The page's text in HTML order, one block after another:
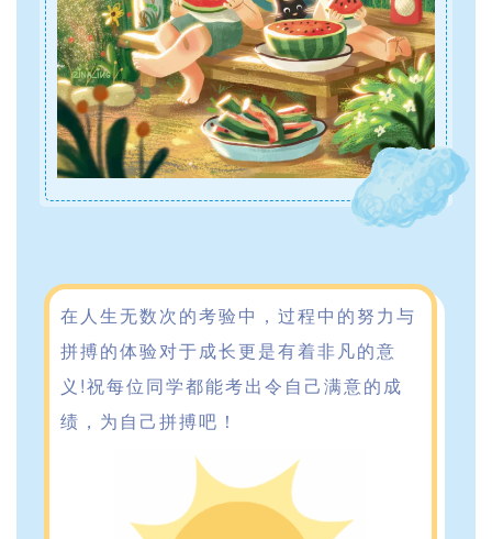
在人生无数次的考验中，过程中的努力与
拼搏的体验对于成长更是有着非凡的意
义!祝每位同学都能考出令自己满意的成
绩，为自己拼搏吧！